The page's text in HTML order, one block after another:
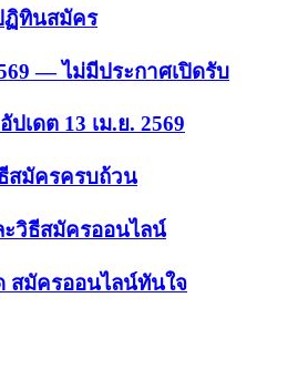
ฏิทินสมัคร
— ไม่มีประกาศเปิดรับ
เดต 13 เม.ย. 2569
สมัครครบถ้วน
ะวิธีสมัครออนไลน์
สมัครออนไลน์ทันใจ